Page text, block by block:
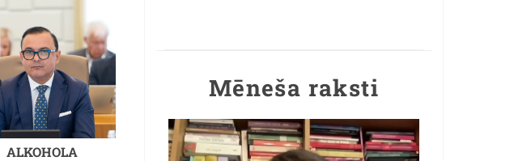
ALKOHOLA
Mēneša raksti